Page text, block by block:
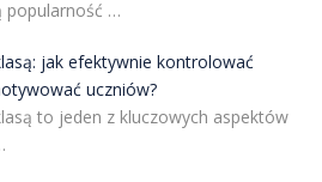
popularność …
jak efektywnie kontrolować
uczniów?
to jeden z kluczowych aspektów